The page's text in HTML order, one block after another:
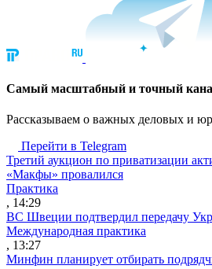
Cамый масштабный и точный
Рассказываем о важных деловых и
Перейти в Telegram
Третий аукцион по приватизации
«Макфы» провалился
Практика
, 14:29
ВС Швеции подтвердил передачу
Международная практика
, 13:27
Минфин планирует отбирать